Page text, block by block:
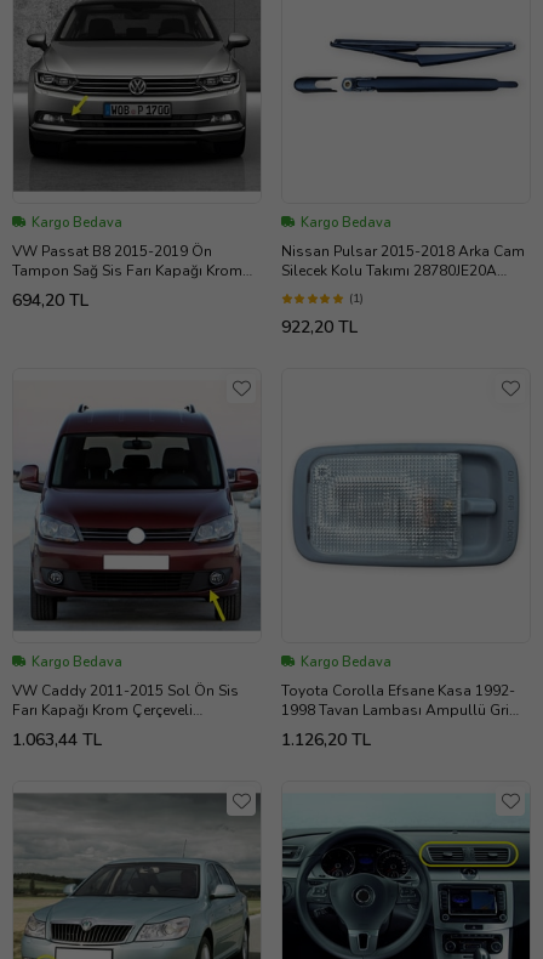
Kargo Bedava
VW Passat B8 2015-2019 Ön
Tampon Sağ Sis Farı Kapağı Krom
3G0854662A
694,20 TL
Kargo Bedava
Nissan Pulsar 2015-2018 Arka Cam
Silecek Kolu Takımı 28780JE20A
(Siyah)
(1)
922,20 TL
Kargo Bedava
VW Caddy 2011-2015 Sol Ön Sis
Farı Kapağı Krom Çerçeveli
1T0853665P
1.063,44 TL
Kargo Bedava
Toyota Corolla Efsane Kasa 1992-
1998 Tavan Lambası Ampullü Gri
Renk
1.126,20 TL